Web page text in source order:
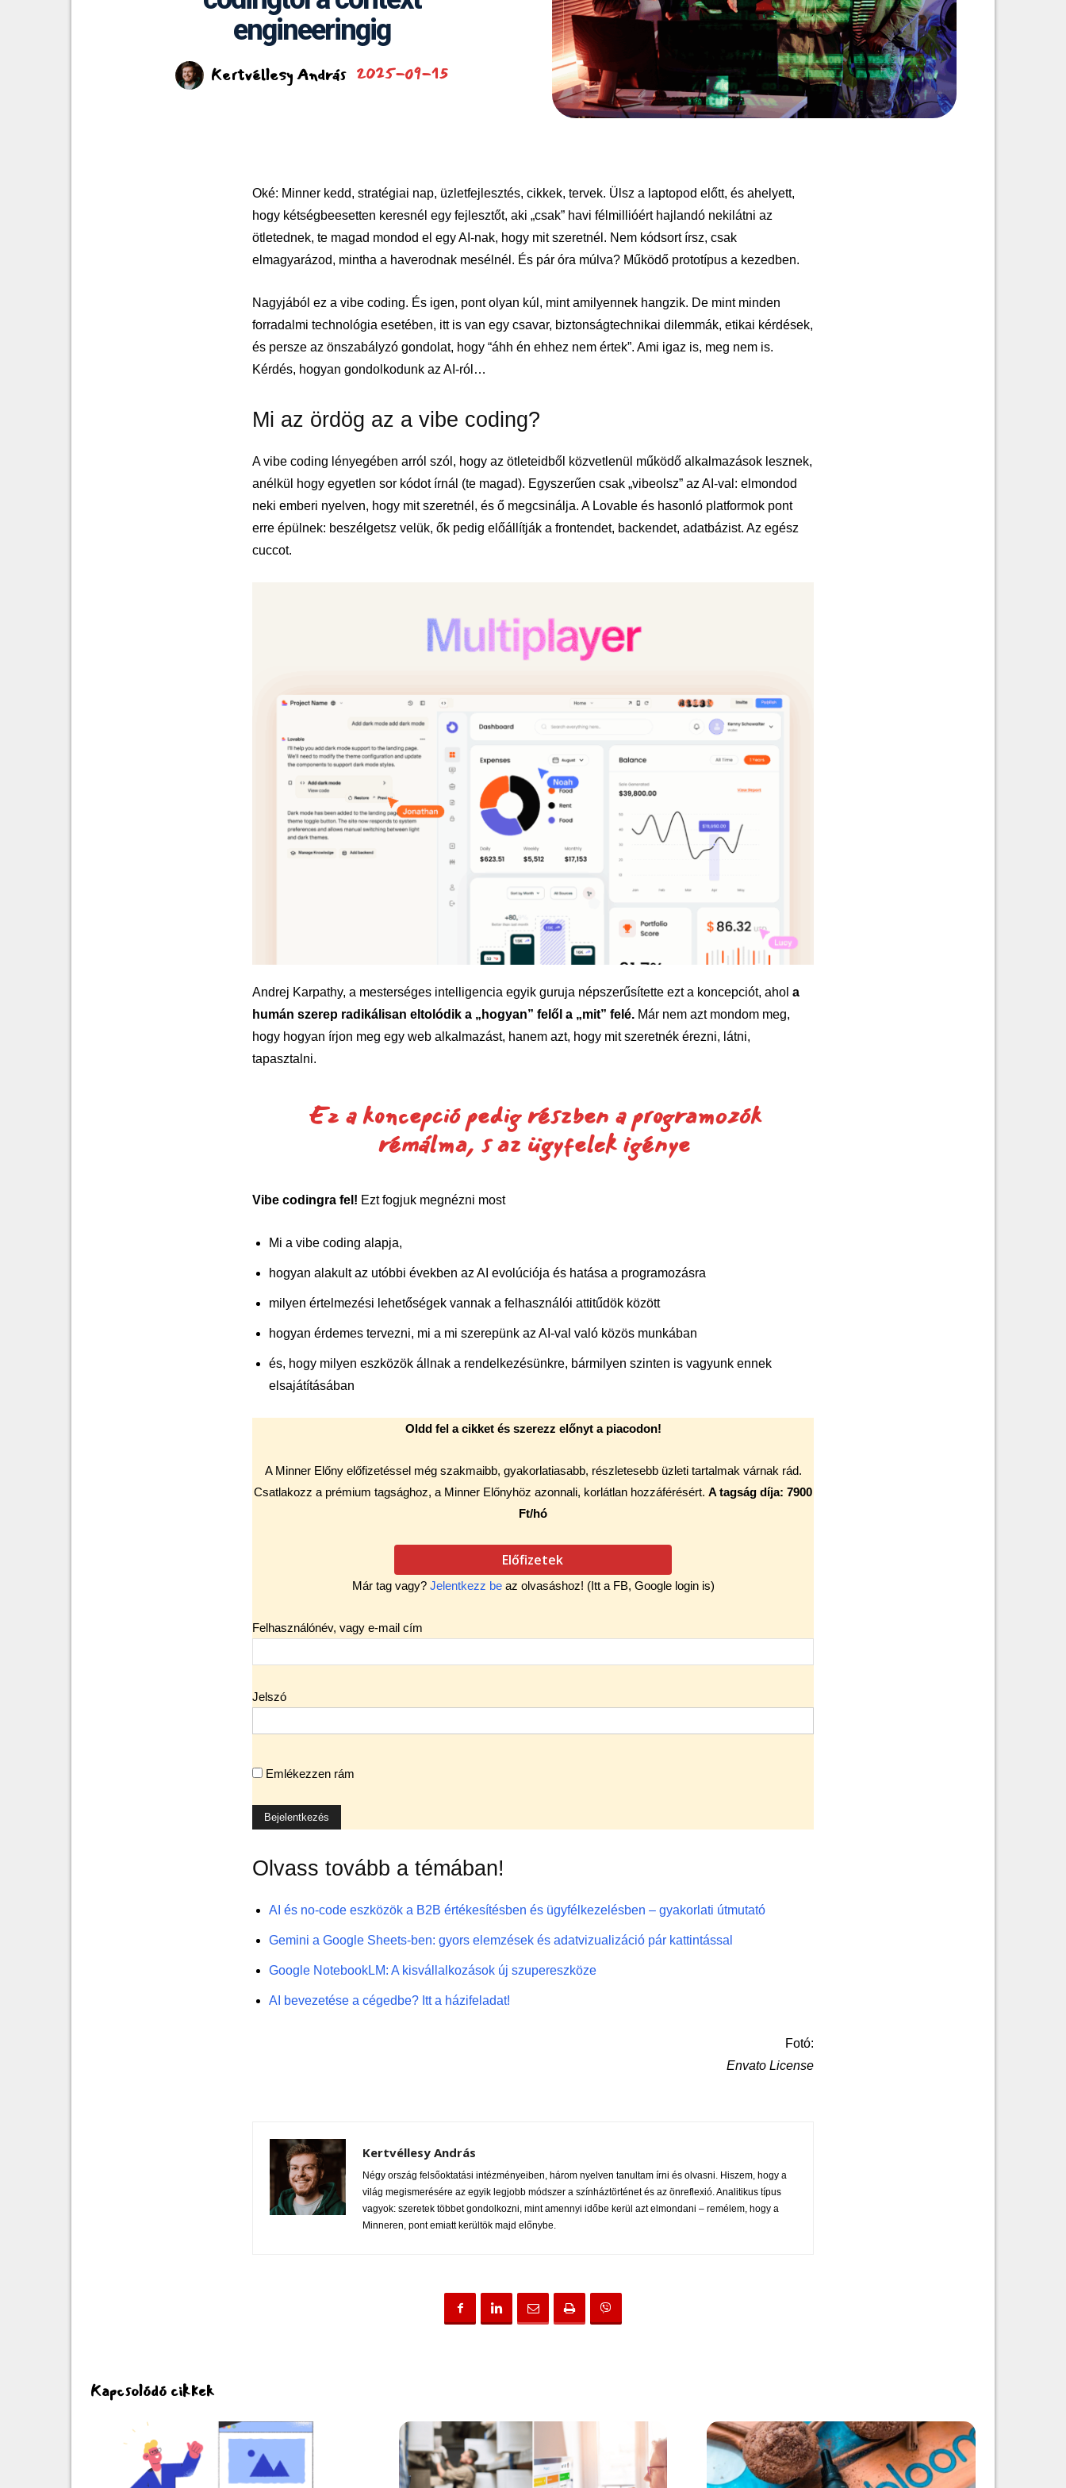
engineeringig
Kertvéllesy András 2025-09-15
Oké: Minner kedd, stratégiai nap, üzletfejlesztés, cikkek, tervek. Ülsz a laptopod előtt, és ahelyett,
hogy kétségbeesetten keresnél egy fejlesztőt, aki „csak” havi félmillióért hajlandó nekilátni az
ötletednek, te magad mondod el egy AI-nak, hogy mit szeretnél. Nem kódsort írsz, csak
elmagyarázod, mintha a haverodnak mesélnél. És pár óra múlva? Működő prototípus a kezedben.
Nagyjából ez a vibe coding. És igen, pont olyan kúl, mint amilyennek hangzik. De mint minden
forradalmi technológia esetében, itt is van egy csavar, biztonságtechnikai dilemmák, etikai kérdések,
és persze az önszabályzó gondolat, hogy “áhh én ehhez nem értek”. Ami igaz is, meg nem is.
Kérdés, hogyan gondolkodunk az AI-ról…
Mi az ördög az a vibe coding?
A vibe coding lényegében arról szól, hogy az ötleteidből közvetlenül működő alkalmazások lesznek,
anélkül hogy egyetlen sor kódot írnál (te magad). Egyszerűen csak „vibeolsz” az AI-val: elmondod
neki emberi nyelven, hogy mit szeretnél, és ő megcsinálja. A Lovable és hasonló platformok pont
erre épülnek: beszélgetsz velük, ők pedig előállítják a frontendet, backendet, adatbázist. Az egész
cuccot.
Andrej Karpathy, a mesterséges intelligencia egyik guruja népszerűsítette ezt a koncepciót, ahol a
humán szerep radikálisan eltolódik a „hogyan” felől a „mit” felé. Már nem azt mondom meg,
hogy hogyan írjon meg egy web alkalmazást, hanem azt, hogy mit szeretnék érezni, látni,
tapasztalni.
Ez a koncepció pedig részben a programozók
rémálma, s az ügyfelek igénye
Vibe codingra fel! Ezt fogjuk megnézni most
Mi a vibe coding alapja,
hogyan alakult az utóbbi években az AI evolúciója és hatása a programozásra
milyen értelmezési lehetőségek vannak a felhasználói attitűdök között
hogyan érdemes tervezni, mi a mi szerepünk az AI-val való közös munkában
és, hogy milyen eszközök állnak a rendelkezésünkre, bármilyen szinten is vagyunk ennek
elsajátításában
Oldd fel a cikket és szerezz előnyt a piacodon!
A Minner Előny előfizetéssel még szakmaibb, gyakorlatiasabb, részletesebb üzleti tartalmak várnak rád.
Csatlakozz a prémium tagsághoz, a Minner Előnyhöz azonnali, korlátlan hozzáférésért. A tagság díja: 7900
Ft/hó
Előfizetek
Már tag vagy? Jelentkezz beaz olvasáshoz! (Itt a FB, Google login is)
Felhasználónév, vagy e-mail cím
Jelszó
Emlékezzen rám
Olvass tovább a témában!
AI és no-code eszközök a B2B értékesítésben és ügyfélkezelésben – gyakorlati útmutató
Gemini a Google Sheets-ben: gyors elemzések és adatvizualizáció pár kattintással
Google NotebookLM: A kisvállalkozások új szupereszköze
AI bevezetése a cégedbe? Itt a házifeladat!
Fotó:
Envato License
Kertvéllesy András
Négy ország felsőoktatási intézményeiben, három nyelven tanultam írni és olvasni. Hiszem, hogy a
világ megismerésére az egyik legjobb módszer a színháztörténet és az önreflexió. Analitikus típus
vagyok: szeretek többet gondolkozni, mint amennyi időbe kerül azt elmondani – remélem, hogy a
Minneren, pont emiatt kerültök majd előnybe.
Kapcsolódó cikkek